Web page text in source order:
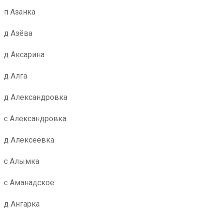
п Азанка
д Азёва
д Аксарина
д Алга
д Александровка
с Александровка
д Алексеевка
с Алымка
с Аманадское
д Ангарка